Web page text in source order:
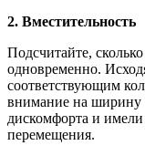
2. Вместительность
Подсчитайте,
одновременно.
соответствующим
внимание на ширину
дискомфорта и имели
перемещения.